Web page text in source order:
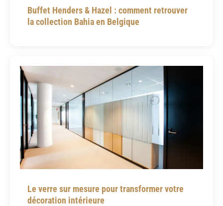
Buffet Henders & Hazel : comment retrouver
la collection Bahia en Belgique
Le verre sur mesure pour transformer votre
décoration intérieure